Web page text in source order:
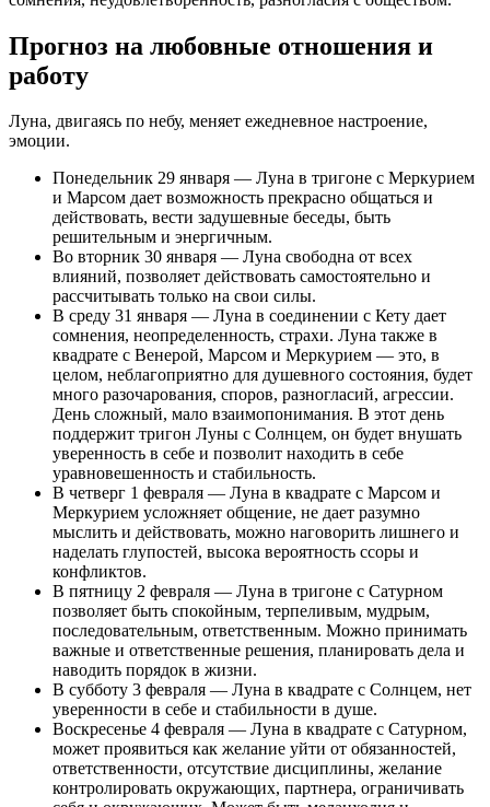
Прогноз на любовные отношения и
работу
Луна, двигаясь по небу, меняет ежедневное настроение,
эмоции.
Понедельник 29 января — Луна в тригоне с Меркурием
и Марсом дает возможность прекрасно общаться и
действовать, вести задушевные беседы, быть
решительным и энергичным.
Во вторник 30 января — Луна свободна от всех
влияний, позволяет действовать самостоятельно и
рассчитывать только на свои силы.
В среду 31 января — Луна в соединении с Кету дает
сомнения, неопределенность, страхи. Луна также в
квадрате с Венерой, Марсом и Меркурием — это, в
целом, неблагоприятно для душевного состояния, будет
много разочарования, споров, разногласий, агрессии.
День сложный, мало взаимопонимания. В этот день
поддержит тригон Луны с Солнцем, он будет внушать
уверенность в себе и позволит находить в себе
уравновешенность и стабильность.
В четверг 1 февраля — Луна в квадрате с Марсом и
Меркурием усложняет общение, не дает разумно
мыслить и действовать, можно наговорить лишнего и
наделать глупостей, высока вероятность ссоры и
конфликтов.
В пятницу 2 февраля — Луна в тригоне с Сатурном
позволяет быть спокойным, терпеливым, мудрым,
последовательным, ответственным. Можно принимать
важные и ответственные решения, планировать дела и
наводить порядок в жизни.
В субботу 3 февраля — Луна в квадрате с Солнцем, нет
уверенности в себе и стабильности в душе.
Воскресенье 4 февраля — Луна в квадрате с Сатурном,
может проявиться как желание уйти от обязанностей,
ответственности, отсутствие дисциплины, желание
контролировать окружающих, партнера, ограничивать